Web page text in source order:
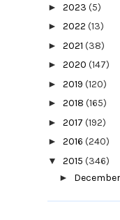
► 2023 (5)
► 2022 (13)
► 2021 (38)
► 2020 (147)
► 2019 (120)
► 2018 (165)
► 2017 (192)
► 2016 (240)
▼ 2015 (346)
►
PR1MA -